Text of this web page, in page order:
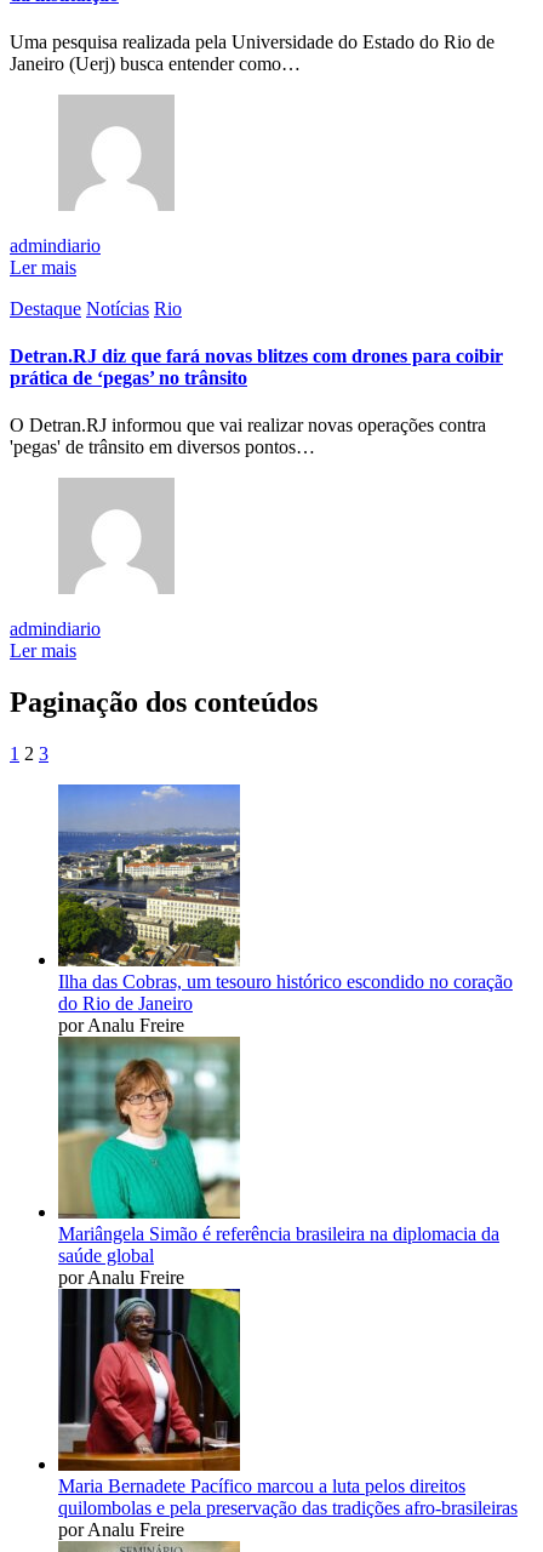
Uma pesquisa realizada pela Universidade do Estado do Rio de
Janeiro (Uerj) busca entender como…
admindiario
Ler mais
Destaque Notícias Rio
Detran.RJ diz que fará novas blitzes com drones para coibir
prática de ‘pegas’ no trânsito
O Detran.RJ informou que vai realizar novas operações contra
'pegas' de trânsito em diversos pontos…
admindiario
Ler mais
Paginação dos conteúdos
1 2 3
Ilha das Cobras, um tesouro histórico escondido no coração
do Rio de Janeiro
por Analu Freire
Mariângela Simão é referência brasileira na diplomacia da
saúde global
por Analu Freire
Maria Bernadete Pacífico marcou a luta pelos direitos
quilombolas e pela preservação das tradições afro-brasileiras
por Analu Freire